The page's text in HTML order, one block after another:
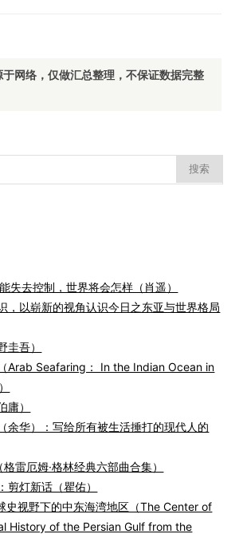
网络，仅做汇总整理，不保证数据完整
失去控制，世界将会怎样（肖遥）
，以崭新的视角认识今日之东亚与世界格局
圭吾）
Arab Seafaring： In the Indian Ocean in
庸）
余华）：写给所有被生活捶打的现代人的
雷厄姆·格林经典六部曲合集）
剪灯新话（瞿佑）
史视野下的中东海湾地区（The Center of
History of the Persian Gulf from the